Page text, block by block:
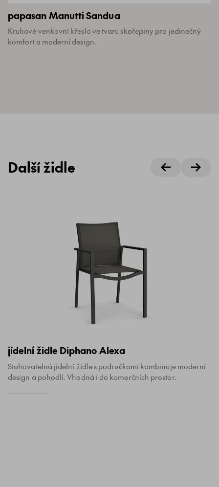
papasan Manutti Sandua
Kruhové venkovní křeslo ve tvaru skořepiny pro jedinečný
komfort a moderní design.
Další židle
jídelní židle Diphano Alexa
Stohovatelná jídelní židle s područkami kombinuje moderní
design a pohodlí. Vhodná i do komerčních prostor.